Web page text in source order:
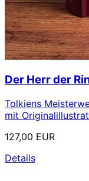
Der Herr der
Tolkiens
mit
127,00 EUR
Details